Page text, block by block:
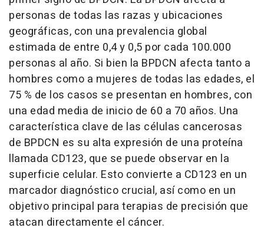
personas de todas las razas y ubicaciones
geográficas, con una prevalencia global
estimada de entre 0,4 y 0,5 por cada 100.000
personas al año. Si bien la BPDCN afecta tanto a
hombres como a mujeres de todas las edades, el
75 % de los casos se presentan en hombres, con
una edad media de inicio de 60 a 70 años. Una
característica clave de las células cancerosas
de BPDCN es su alta expresión de una proteína
llamada CD123, que se puede observar en la
superficie celular. Esto convierte a CD123 en un
marcador diagnóstico crucial, así como en un
objetivo principal para terapias de precisión que
atacan directamente el cáncer.